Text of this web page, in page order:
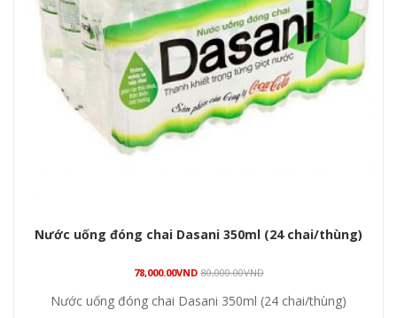
Nước uống đóng chai Dasani 350ml (24 chai/thùng)
78,000.00VND 80,000.00VND
Nước uống đóng chai Dasani 350ml (24 chai/thùng)